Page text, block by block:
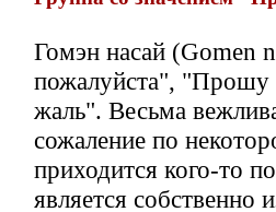
Гомэн насай (Gomen
пожалуйста",
жаль". Весьма
сожаление по
приходится кого-то
является собственно